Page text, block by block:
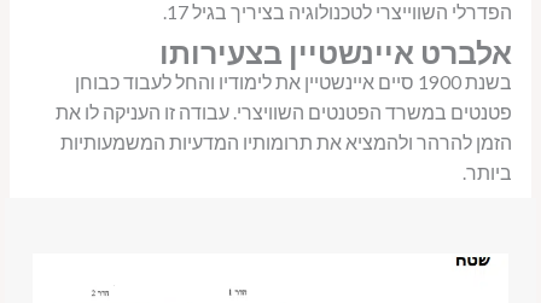
הפדרלי השווייצרי לטכנולוגיה בציריך בגיל 17.
אלברט איינשטיין בצעירותו
בשנת 1900 סיים איינשטיין את לימודיו והחל לעבוד כבוחן
פטנטים במשרד הפטנטים השוויצרי. עבודה זו העניקה לו את
הזמן להרהר ולהמציא את תרומותיו המדעיות המשמעותיות
ביותר.